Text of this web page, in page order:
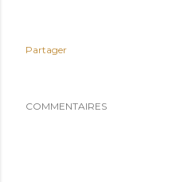
Partager
COMMENTAIRES